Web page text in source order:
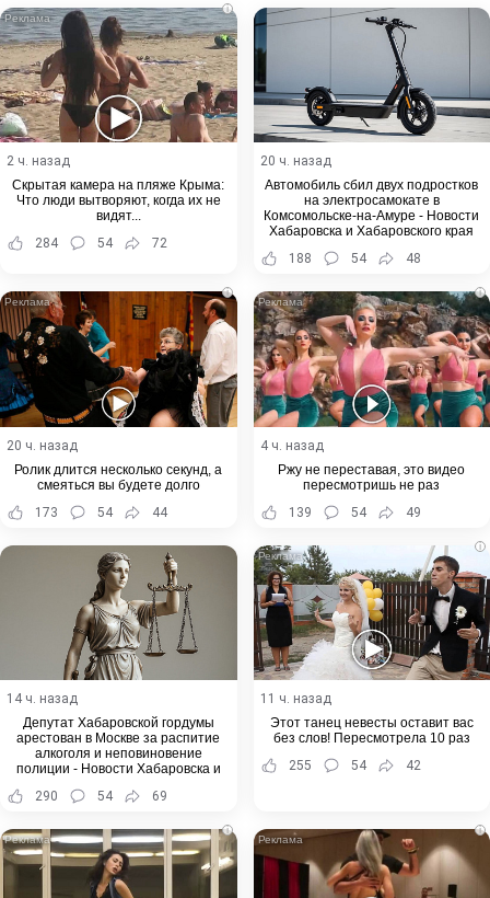
i
2 ч. назад
Скрытая камера на пляже Крыма:
Что люди вытворяют, когда их не
видят...
284
54 72
20 ч. назад
Автомобиль сбил двух подростков
на электросамокате в
Комсомольске-на-Амуре - Новости
Хабаровска и Хабаровского края
188
54 48
i
20 ч. назад
Ролик длится несколько секунд, а
смеяться вы будете долго
173
54 44
i
4 ч. назад
Ржу не переставая, это видео
пересмотришь не раз
139
54 49
14 ч. назад
Депутат Хабаровской гордумы
арестован в Москве за распитие
алкоголя и неповиновение
полиции - Новости Хабаровска и
290 54 69
i
11 ч. назад
Этот танец невесты оставит вас
без слов! Пересмотрела 10 раз
255
54 42
i i